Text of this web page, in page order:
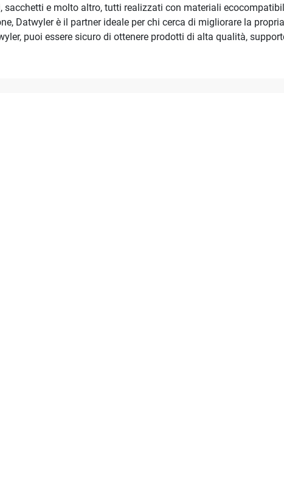
sacchetti e molto altro, tutti realizzati con materiali
Datwyler è il partner ideale per chi cerca di migliorare la
puoi essere sicuro di ottenere prodotti di alta qualità,